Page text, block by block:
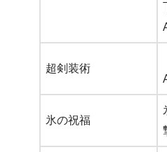
超剣装術
氷の祝福